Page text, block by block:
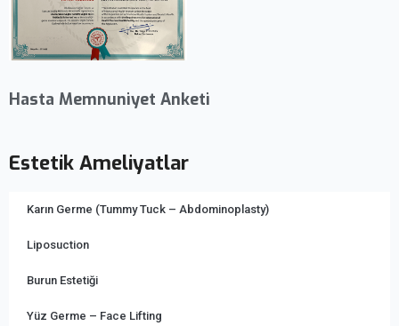
Hasta Memnuniyet Anketi
Estetik Ameliyatlar
Karın Germe (Tummy Tuck – Abdominoplasty)
Liposuction
Burun Estetiği
Yüz Germe – Face Lifting